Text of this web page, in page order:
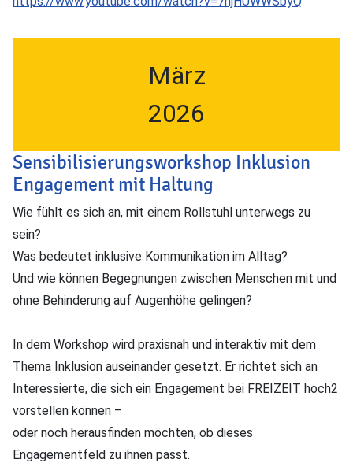
März
2026
Sensibilisierungsworkshop Inklusion
Engagement mit Haltung
Wie fühlt es sich an, mit einem Rollstuhl unterwegs zu
sein?
Was bedeutet inklusive Kommunikation im Alltag?
Und wie können Begegnungen zwischen Menschen mit und
ohne Behinderung auf Augenhöhe gelingen?
In dem Workshop wird praxisnah und interaktiv mit dem
Thema Inklusion auseinander gesetzt. Er richtet sich an
Interessierte, die sich ein Engagement bei FREIZEIT hoch2
vorstellen können –
oder noch herausfinden möchten, ob dieses
Engagementfeld zu ihnen passt.